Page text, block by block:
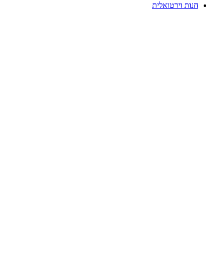
חנות וירטואלית